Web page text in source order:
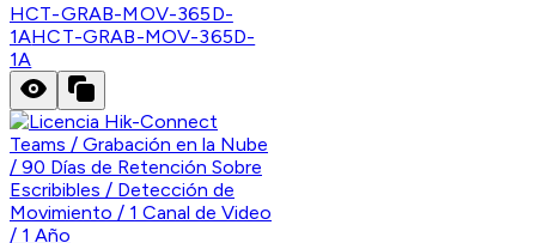
HCT-GRAB-MOV-365D-
1AHCT-GRAB-MOV-365D-
1A